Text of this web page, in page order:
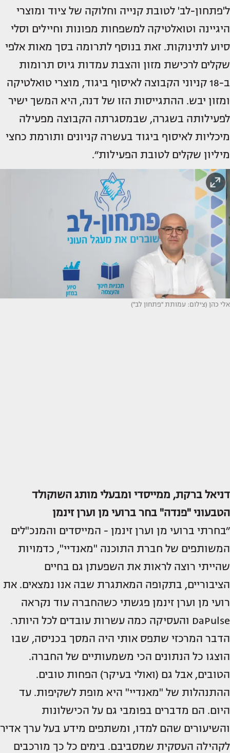
ל'פתחון-לב' לטובת קנייה וחלוקה של ציוד ומוצרי
היגיינה וטואלטיקה למשפחות מפונות וחיילים וסלי
סיוע לתינוקות. זאת בנוסף לתרומה בסך מאות אלפי
שקלים לרכישת מזון והצבת עמדות גיוס תרומות
ב-18 קניוני הקבוצה לאיסוף ביגוד, מוצרי טואלטיקה
ומזון יבש. ההתגייסות הזו של דנה, היא המשך ישיר
לפעילותה בשגרה, שבמסגרתה הקבוצה מפעילה
מיכליות לאיסוף ביגוד בעשרה קניונים ותורמת כחצי
מיליון שקלים לטובת הפעילות״.
אלי כהן (צילום: עמותת ''פתחון לב'')
דניאל ברקת, ממייסדי ומבעלי מותג השוקולד
הטבעוני "פנדה" בחר ברועי מן וערן זינמן
״בחרתי ברועי מן וערן זינמן - המייסדים והמנכ"לים
המשותפים של חברת התוכנה "מאנדיי", כדמויות
שהייתי רוצה לראות את השפעתן גם בחיים
הציבוריים, בתקופה המאתגרת שבה אנו נמצאים. את
רועי מן וערן זינמן פגשתי כשהחברה עוד נקראה
DaPulse והעסיקה כמה עשרות עובדים לכל היותר.
הדבר המרכזי שתפס אותי היה המסך בכניסה, שבו
הוצגו כל הנתונים הכי משמעותיים של החברה.
הטובים, אבל גם (ואולי בעיקר) הפחות טובים.
ההתנהלות של "מאנדיי" היא מופת לשקיפות. עד
היום. הם מדברים בפומבי גם על הכישלונות
והשיעורים שהם למדו, ומשתפים מידע בעל ערך אדיר
לקהילה העסקית שמסביבם. בימים כל כך מורכבים